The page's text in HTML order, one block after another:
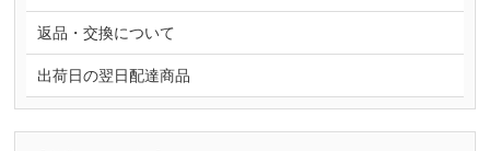
返品・交換について
出荷日の翌日配達商品